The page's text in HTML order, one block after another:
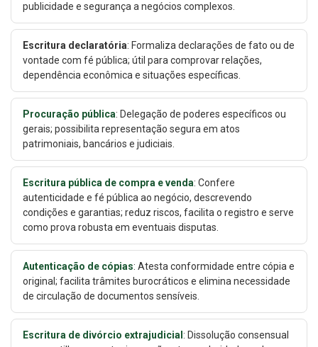
publicidade e segurança a negócios complexos.
Escritura declaratória: Formaliza declarações de fato ou de
vontade com fé pública; útil para comprovar relações,
dependência econômica e situações específicas.
Procuração pública: Delegação de poderes específicos ou
gerais; possibilita representação segura em atos
patrimoniais, bancários e judiciais.
Escritura pública de compra e venda: Confere
autenticidade e fé pública ao negócio, descrevendo
condições e garantias; reduz riscos, facilita o registro e serve
como prova robusta em eventuais disputas.
Autenticação de cópias: Atesta conformidade entre cópia e
original; facilita trâmites burocráticos e elimina necessidade
de circulação de documentos sensíveis.
Escritura de divórcio extrajudicial : Dissolução consensual